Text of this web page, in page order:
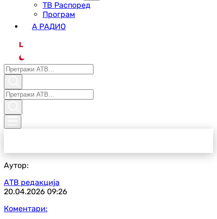
ТВ Распоред
Програм
А РАДИО
L
Аутор:
АТВ редакција
20.04.2026 09:26
Коментари: